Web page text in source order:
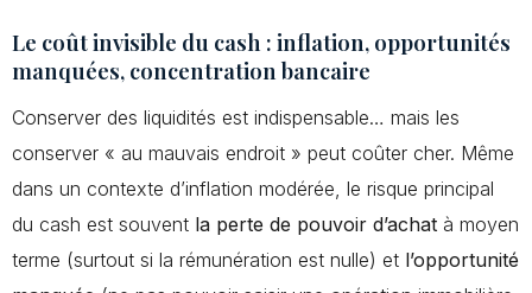
Le coût invisible du cash : inflation, opportunités
manquées, concentration bancaire
Conserver des liquidités est indispensable… mais les
conserver « au mauvais endroit » peut coûter cher. Même
dans un contexte d’inflation modérée, le risque principal
du cash est souvent la perte de pouvoir d’achat à moyen
terme (surtout si la rémunération est nulle) et l’opportunité